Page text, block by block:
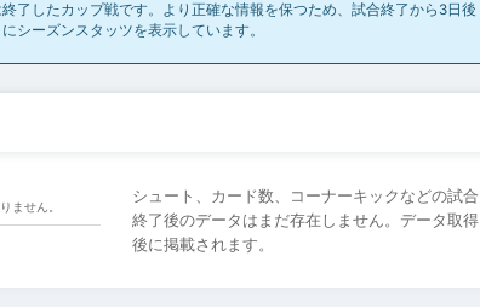
了したカップ戦です。より正確な情報を保つため、試合終了から3日後
シーズンスタッツを表示しています。
ません。
シュート、カード数、コーナーキックなどの試合
終了後のデータはまだ存在しません。データ取得
後に掲載されます。